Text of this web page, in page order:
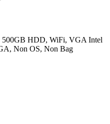
500GB HDD, WiFi, VGA Intel
Non OS, Non Bag